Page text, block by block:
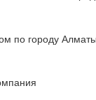
по городу Алматы